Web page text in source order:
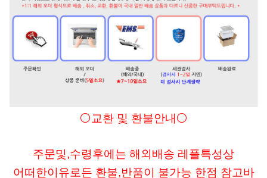
⚪교환 및 환불안내⚪
주문및,수령후에는 해외배송 레플특성상
어떠한이유로든 환불,반품이 불가능 한점 참고바